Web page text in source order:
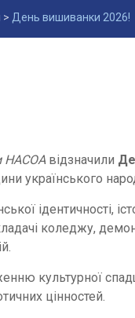
> День вишиванки 2026!
НАСОАвідзначили
українського
ідентичності,
коледжу,
культурної
цінностей.